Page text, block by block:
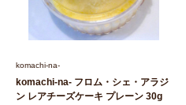
komachi‐na‐
komachi‐na‐ フロム・シェ・アラジ
ン レアチーズケーキ プレーン 30g